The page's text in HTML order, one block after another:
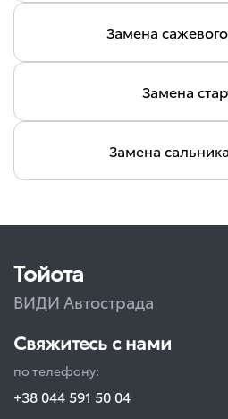
Замена
Замена
Замена
Тойота
ВИДИ Автострада
Свяжитесь с нами
по телефону:
+38 044 591 50 04